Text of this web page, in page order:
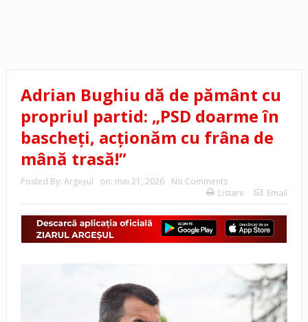
Adrian Bughiu dă de pământ cu
propriul partid: „PSD doarme în
bascheți, acționăm cu frâna de
mână trasă!”
Posted By: Argeşul on: mai 21, 2026
No Comments
Listare
Email